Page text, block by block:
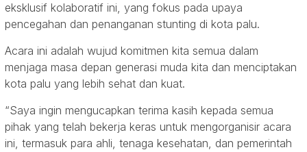
eksklusif kolaboratif ini, yang fokus pada upaya
pencegahan dan penanganan stunting di kota palu.
Acara ini adalah wujud komitmen kita semua dalam
menjaga masa depan generasi muda kita dan menciptakan
kota palu yang lebih sehat dan kuat.
“Saya ingin mengucapkan terima kasih kepada semua
pihak yang telah bekerja keras untuk mengorganisir acara
ini, termasuk para ahli, tenaga kesehatan, dan pemerintah